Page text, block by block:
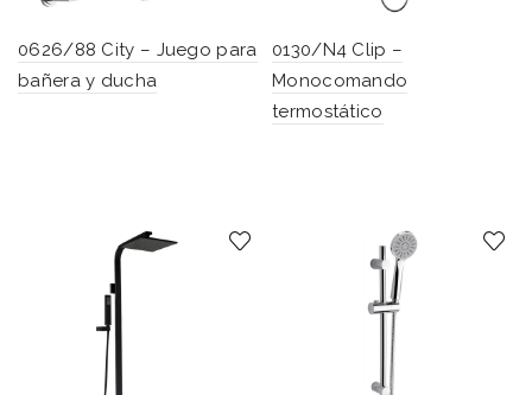
0626/88 City – Juego para
bañera y ducha
0130/N4 Clip –
Monocomando
termostático